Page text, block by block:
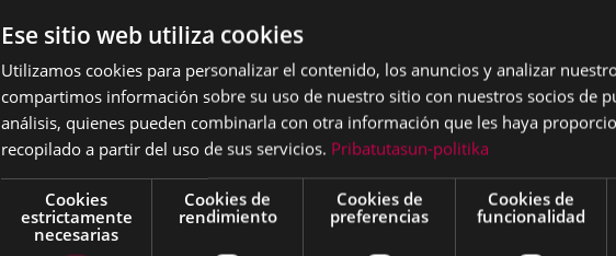
Ese sitio web utiliza cookies
Utilizamos cookies para personalizar el contenido, los anuncios y analizar
compartimos información sobre su uso de nuestro sitio con nuestros socios de
análisis, quienes pueden combinarla con otra información que les haya
recopilado a partir del uso de sus servicios. Pribatutasun-politika
Cookies
estrictamente
necesarias
Cookies de
rendimiento
Cookies de
preferencias
Cookies de
funcionalidad